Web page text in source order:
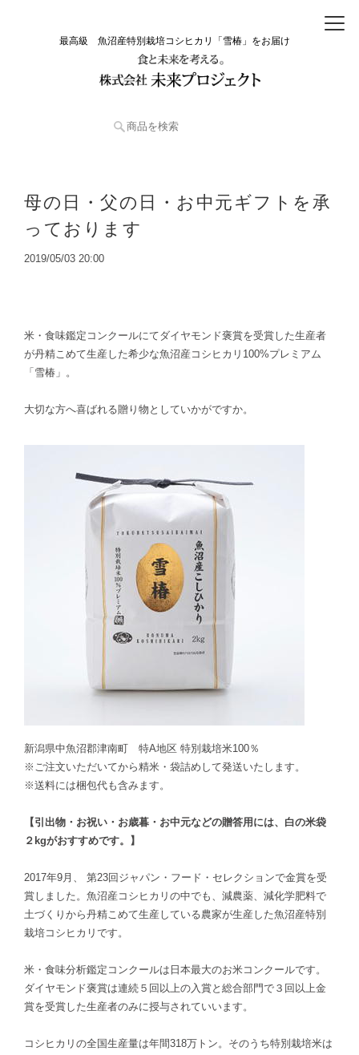
最高級 魚沼産特別栽培コシヒカリ「雪椿」をお届け
母の日・父の日・お中元ギフトを承
っております
2019/05/03 20:00
米・食味鑑定コンクールにてダイヤモンド褒賞を受賞した生産者
が丹精こめて生産した希少な魚沼産コシヒカリ100%プレミアム
「雪椿」。
大切な方へ喜ばれる贈り物としていかがですか。
新潟県中魚沼郡津南町 特A地区 特別栽培米100％
※ご注文いただいてから精米・袋詰めして発送いたします。
※送料には梱包代も含みます。
【引出物・お祝い・お歳暮・お中元などの贈答用には、白の米袋
２kgがおすすめです。】
2017年9月、 第23回ジャパン・フード・セレクションで金賞を受
賞しました。魚沼産コシヒカリの中でも、減農薬、減化学肥料で
土づくりから丹精こめて生産している農家が生産した魚沼産特別
栽培コシヒカリです。
米・食味分析鑑定コンクールは日本最大のお米コンクールです。
ダイヤモンド褒賞は連続５回以上の入賞と総合部門で３回以上金
賞を受賞した生産者のみに授与されていいます。
コシヒカリの全国生産量は年間318万トン。そのうち特別栽培米は